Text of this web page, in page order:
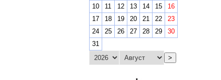
10
11 12 13 14 15
16
17
18 19 20 21 22
23
24
25 26 27 28 29
30
31
>